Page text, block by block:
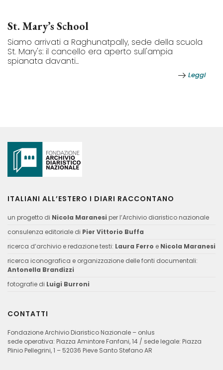
St. Mary’s School
Siamo arrivati a Raghunatpally, sede della scuola
St. Mary's: il cancello era aperto sull'ampia
spianata davanti...
Leggi
ITALIANI ALL’ESTERO I DIARI RACCONTANO
un progetto di Nicola Maranesi per l’Archivio diaristico nazionale
consulenza editoriale di Pier Vittorio Buffa
ricerca d’archivio e redazione testi: Laura Ferro e Nicola Maranesi
ricerca iconografica e organizzazione delle fonti documentali:
Antonella Brandizzi
fotografie di Luigi Burroni
CONTATTI
Fondazione Archivio Diaristico Nazionale – onlus
sede operativa: Piazza Amintore Fanfani, 14 / sede legale: Piazza
Plinio Pellegrini, 1 – 52036 Pieve Santo Stefano AR